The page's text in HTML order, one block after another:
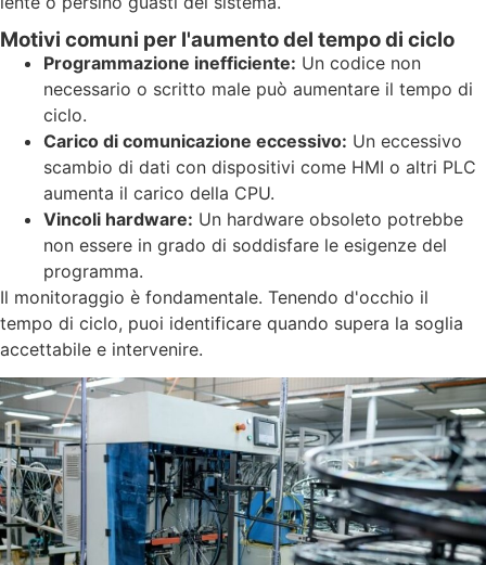
Motivi comuni per l'aumento del tempo di ciclo
Programmazione inefficiente: Un codice non
necessario o scritto male può aumentare il tempo di
ciclo.
Carico di comunicazione eccessivo: Un eccessivo
scambio di dati con dispositivi come HMI o altri PLC
aumenta il carico della CPU.
Vincoli hardware: Un hardware obsoleto potrebbe
non essere in grado di soddisfare le esigenze del
programma.
Il monitoraggio è fondamentale. Tenendo d'occhio il
tempo di ciclo, puoi identificare quando supera la soglia
accettabile e intervenire.